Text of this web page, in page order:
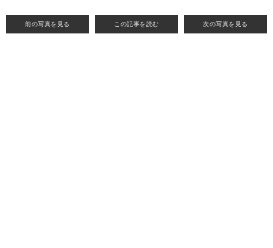
前の写真を見る この記事を読む 次の写真を見る